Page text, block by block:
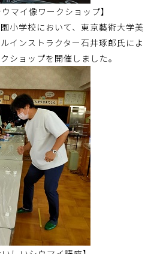
マイ像ワークショップ】
小学校において、東京藝術大学美
インストラクター石井琢郎氏によ
ショップを開催しました。